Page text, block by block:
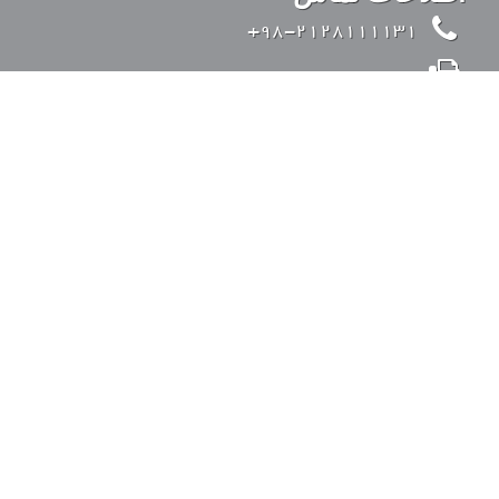
98-2128111131+
98-2126428371+